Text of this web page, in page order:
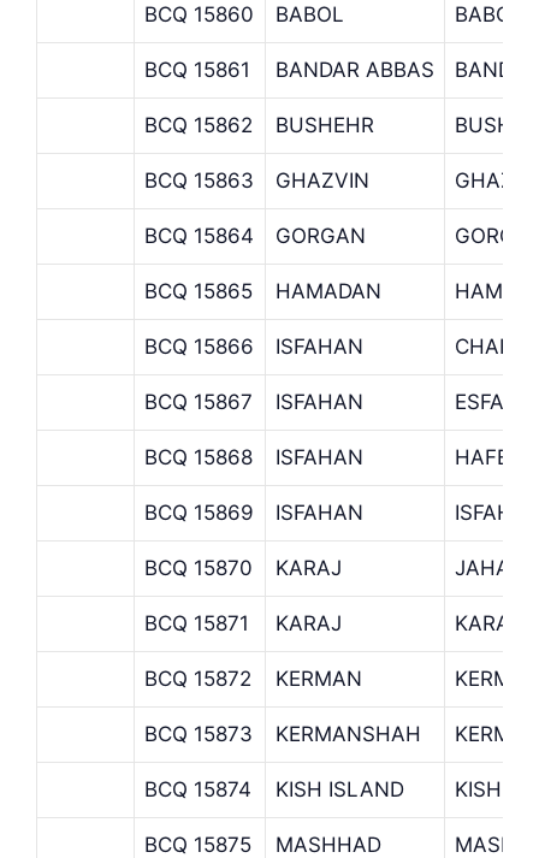
BCQ 15860 BABOL BABOL
BCQ 15861 BANDAR ABBAS
BCQ 15862 BUSHEHR
BCQ 15863 GHAZVIN
BCQ 15864 GORGAN
BCQ 15865 HAMADAN
BCQ 15866 ISFAHAN
BCQ 15867 ISFAHAN
BCQ 15868 ISFAHAN HAFEZ
BCQ 15869 ISFAHAN
BCQ 15870 KARAJ
BCQ 15871 KARAJ KARAJ
BCQ 15872 KERMAN
BCQ 15873 KERMANSHAH
BCQ 15874 KISH ISLAND KISH
BCQ 15875 MASHHAD